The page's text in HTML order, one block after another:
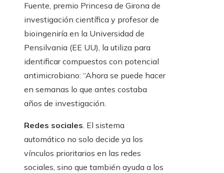
Fuente, premio Princesa de Girona de
investigación científica y profesor de
bioingeniría en la Universidad de
Pensilvania (EE UU), la utiliza para
identificar compuestos con potencial
antimicrobiano: “Ahora se puede hacer
en semanas lo que antes costaba
años de investigación.
Redes sociales. El sistema
automático no solo decide ya los
vínculos prioritarios en las redes
sociales, sino que también ayuda a los